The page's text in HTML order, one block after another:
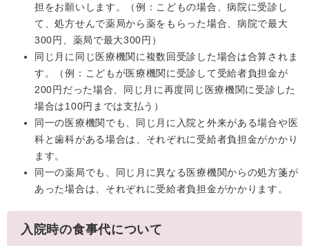
担をお願いします。（例：こどもの場合、病院に受診し
て、処方せんで薬局から薬をもらった場合、病院で最大
300円、薬局で最大300円）
同じ月に同じ医療機関に複数回受診した場合は合算されま
す。（例：こどもが医療機関に受診して受給者負担金が
200円だった場合、同じ月に再度同じ医療機関に受診した
場合は100円までは支払う）
同一の医療機関でも、同じ月に入院と外来がある場合や医
科と歯科がある場合は、それぞれに受給者負担金がかかり
ます。
同一の薬局でも、同じ月に異なる医療機関からの処方箋が
あった場合は、それぞれに受給者負担金がかかります。
入院時の食事代について